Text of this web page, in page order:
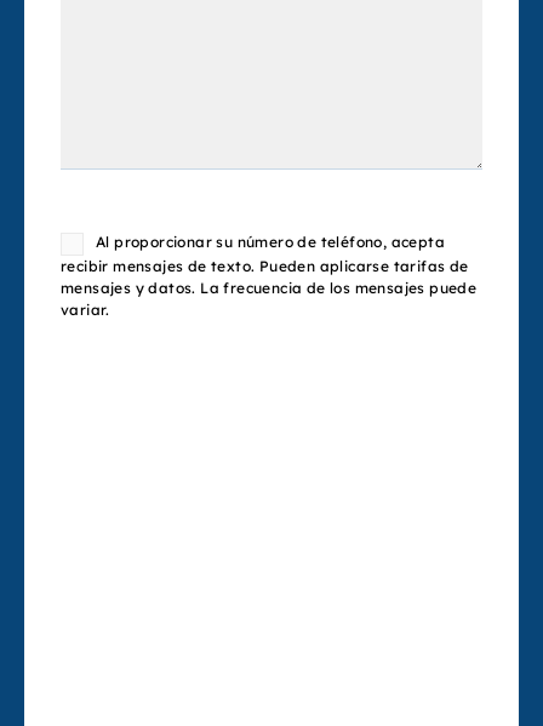
ConsentAl proporcionar su número de teléfono, acepta
recibir mensajes de texto. Pueden aplicarse tarifas de
mensajes y datos. La frecuencia de los mensajes puede
variar.